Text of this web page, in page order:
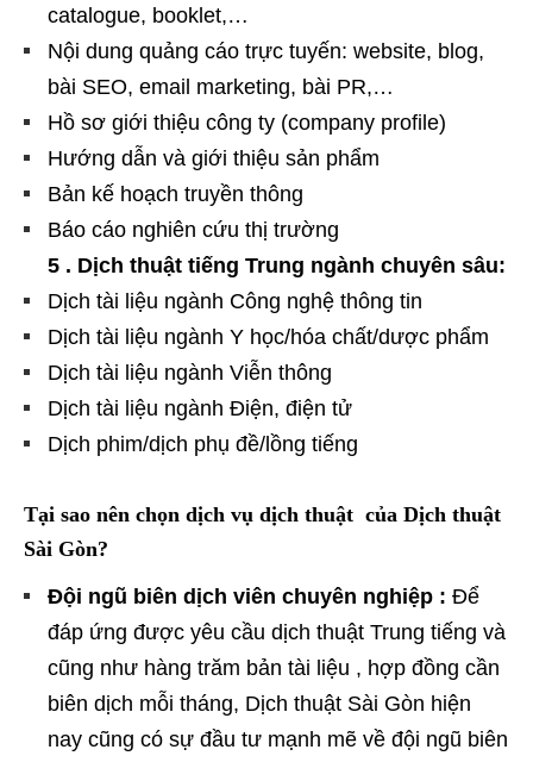
catalogue, booklet,…
Nội dung quảng cáo trực tuyến: website, blog,
bài SEO, email marketing, bài PR,…
Hồ sơ giới thiệu công ty (company profile)
Hướng dẫn và giới thiệu sản phẩm
Bản kế hoạch truyền thông
Báo cáo nghiên cứu thị trường
5 . Dịch thuật tiếng Trung ngành chuyên sâu:
Dịch tài liệu ngành Công nghệ thông tin
Dịch tài liệu ngành Y học/hóa chất/dược phẩm
Dịch tài liệu ngành Viễn thông
Dịch tài liệu ngành Điện, điện tử
Dịch phim/dịch phụ đề/lồng tiếng
Tại sao nên chọn dịch vụ dịch thuật của Dịch thuật
Sài Gòn?
Đội ngũ biên dịch viên chuyên nghiệp : Để
đáp ứng được yêu cầu dịch thuật Trung tiếng và
cũng như hàng trăm bản tài liệu , hợp đồng cần
biên dịch mỗi tháng, Dịch thuật Sài Gòn hiện
nay cũng có sự đầu tư mạnh mẽ về đội ngũ biên